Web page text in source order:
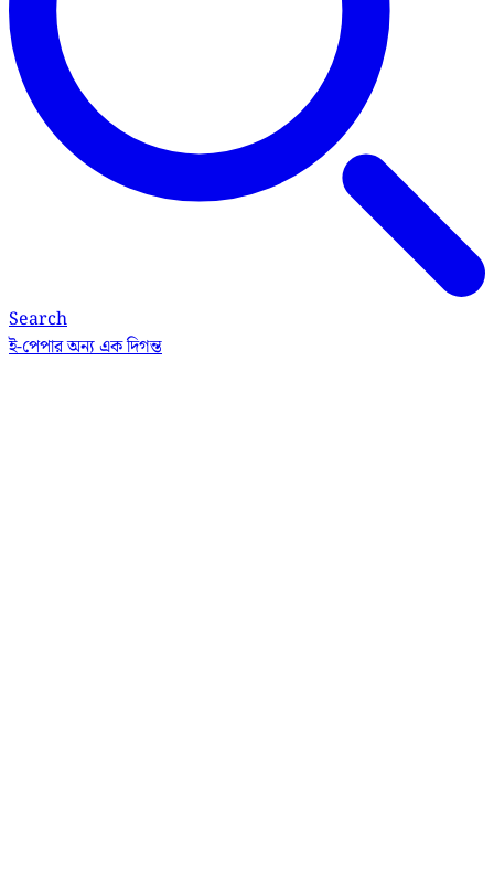
Search
ই-পেপারঅন্য এক দিগন্ত